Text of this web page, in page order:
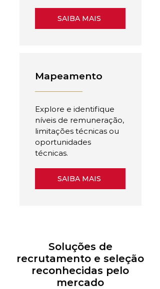
SAIBA MAIS
Mapeamento
Explore e identifique
níveis de remuneração,
limitações técnicas ou
oportunidades
técnicas.
SAIBA MAIS
Soluções de
recrutamento e seleção
reconhecidas pelo
mercado